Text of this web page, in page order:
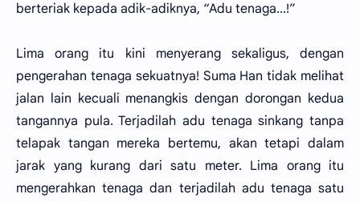
berteriak kepada adik-adiknya, “Adu tenaga...!”
Lima orang itu kini menyerang sekaligus, dengan
pengerahan tenaga sekuatnya! Suma Han tidak melihat
jalan lain kecuali menangkis dengan dorongan kedua
tangannya pula. Terjadilah adu tenaga sinkang tanpa
telapak tangan mereka bertemu, akan tetapi dalam
jarak yang kurang dari satu meter. Lima orang itu
mengerahkan tenaga dan terjadilah adu tenaga satu